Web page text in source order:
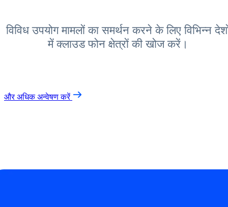
विविध उपयोग मामलों का समर्थन करने के लिए विभिन्न
में क्लाउड फोन क्षेत्रों की खोज करें।
और अधिक अन्वेषण करें